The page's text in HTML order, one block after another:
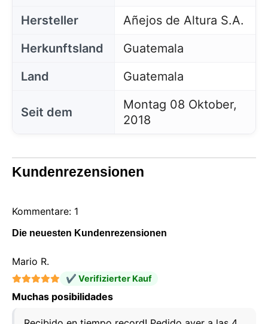
Hersteller
Añejos de Altura S.A.
Herkunftsland
Guatemala
Land
Guatemala
Seit dem
Montag 08 Oktober,
2018
Kundenrezensionen
Kommentare: 1
Die neuesten Kundenrezensionen
Mario R.
✔ Verifizierter Kauf
Muchas posibilidades